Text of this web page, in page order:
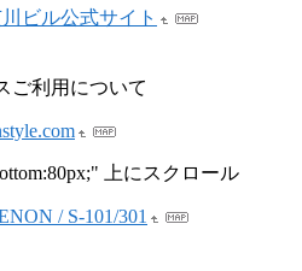
ビル公式サイト
ご利用について
上にスクロール
/ S-101/301